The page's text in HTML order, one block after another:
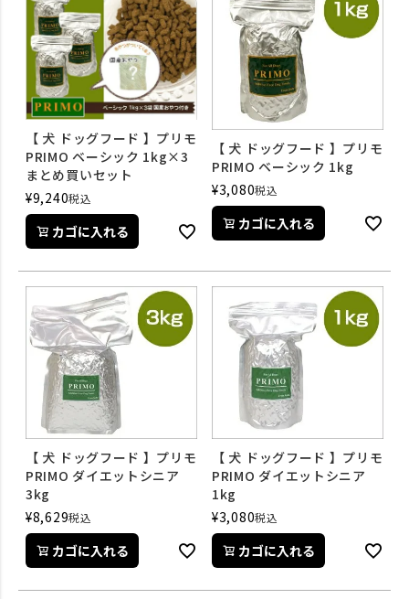
【 犬 ドッグフード 】プリモ
PRIMO ベーシック 1kg×3
まとめ買いセット
¥9,240税込
カゴに入れる
【 犬 ドッグフード 】プリモ
PRIMO ベーシック 1kg
¥3,080税込
カゴに入れる
【 犬 ドッグフード 】プリモ
PRIMO ダイエットシニア
3kg
¥8,629税込
カゴに入れる
【 犬 ドッグフード 】プリモ
PRIMO ダイエットシニア
1kg
¥3,080税込
カゴに入れる